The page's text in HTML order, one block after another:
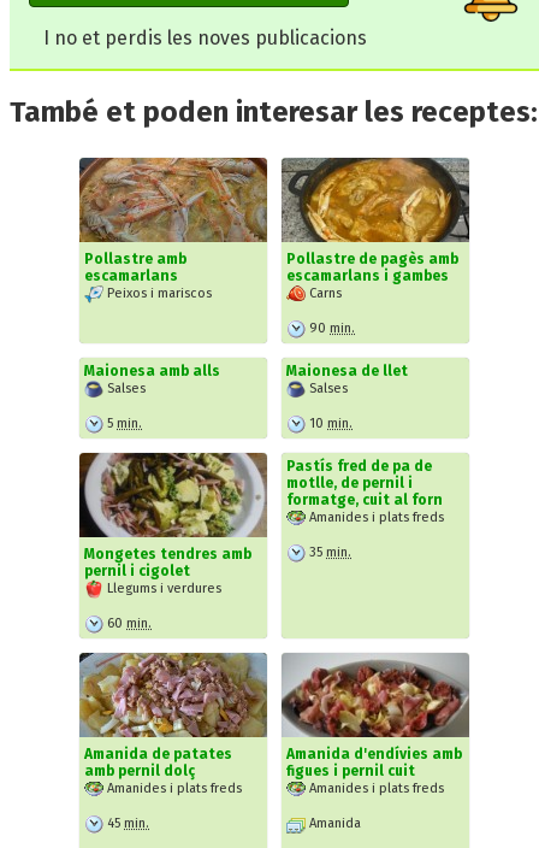
I no et perdis les noves publicacions
També et poden interesar les receptes:
Pollastre amb
escamarlans
Peixos i mariscos
Pollastre de pagès amb
escamarlans i gambes
Carns
90 min.
Maionesa amb alls
Salses
5 min.
Maionesa de llet
Salses
10 min.
Mongetes tendres amb
pernil i cigolet
Llegums i verdures
60 min.
Pastís fred de pa de
motlle, de pernil i
formatge, cuit al forn
Amanides i plats freds
35 min.
Amanida de patates
amb pernil dolç
Amanides i plats freds
45 min.
Amanida d'endívies amb
figues i pernil cuit
Amanides i plats freds
Amanida